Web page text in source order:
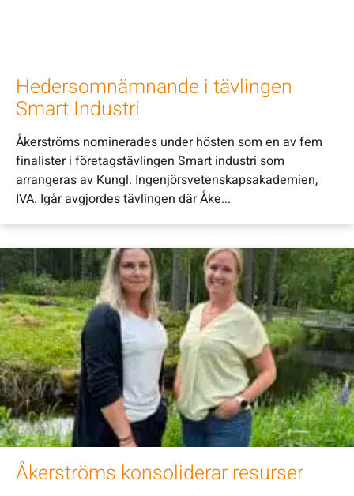
Hedersomnämnande i tävlingen
Smart Industri
Åkerströms nominerades under hösten som en av fem
finalister i företagstävlingen Smart industri som
arrangeras av Kungl. Ingenjörsvetenskapsakademien,
IVA. Igår avgjordes tävlingen där Åke...
Åkerströms konsoliderar resurser